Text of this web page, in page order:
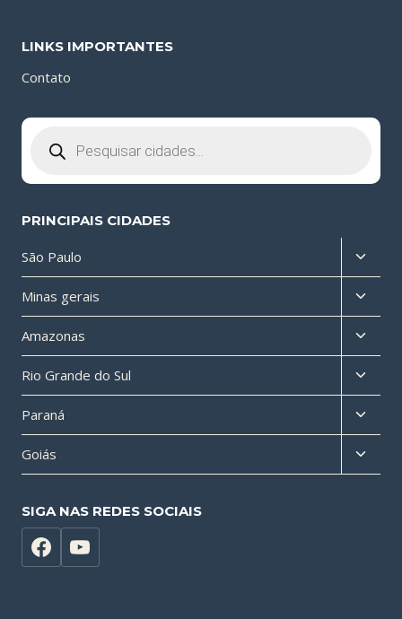
LINKS IMPORTANTES
Contato
produtos
PRINCIPAIS CIDADES
São Paulo
menu
filho
Minas gerais
menu
filho
Amazonas
menu
filho
Rio Grande do Sul
menu
filho
Paraná
menu
filho
Goiás
menu
SIGA NAS REDES SOCIAIS